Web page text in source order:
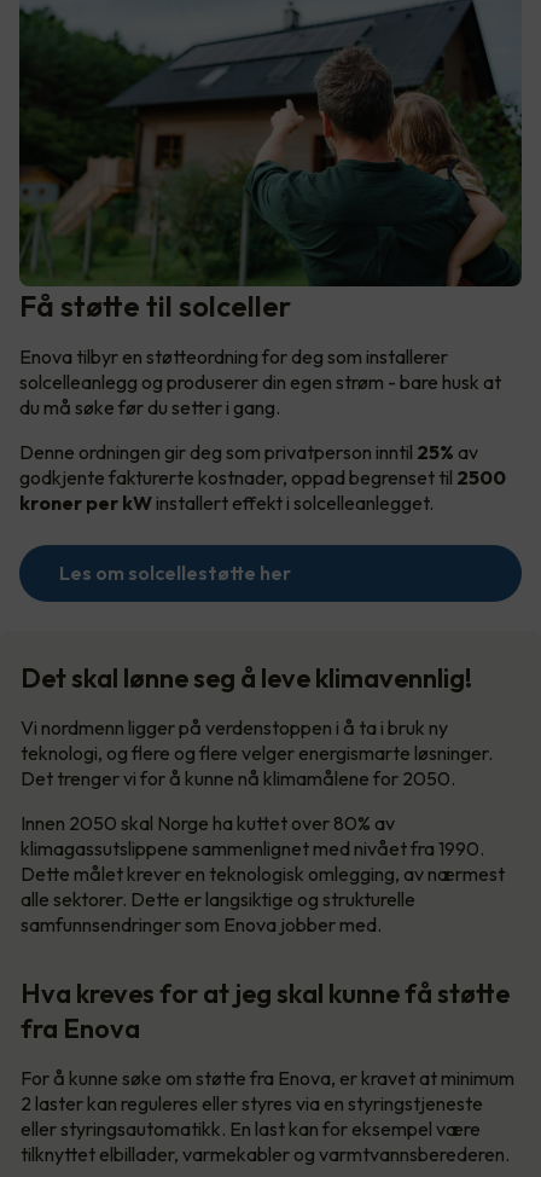
Få støtte til solceller
Enova tilbyr en støtteordning for deg som installerer
solcelleanlegg og produserer din egen strøm - bare husk at
du må søke før du setter i gang.
Denne ordningen gir deg som privatperson inntil 25% av
godkjente fakturerte kostnader, oppad begrenset til 2500
kroner per kW installert effekt i solcelleanlegget.
Les om solcellestøtte her
Det skal lønne seg å leve klimavennlig!
Vi nordmenn ligger på verdenstoppen i å ta i bruk ny
teknologi, og flere og flere velger energismarte løsninger.
Det trenger vi for å kunne nå klimamålene for 2050.
Innen 2050 skal Norge ha kuttet over 80% av
klimagassutslippene sammenlignet med nivået fra 1990.
Dette målet krever en teknologisk omlegging, av nærmest
alle sektorer. Dette er langsiktige og strukturelle
samfunnsendringer som Enova jobber med.
Hva kreves for at jeg skal kunne få støtte
fra Enova
For å kunne søke om støtte fra Enova, er kravet at minimum
2 laster kan reguleres eller styres via en styringstjeneste
eller styringsautomatikk. En last kan for eksempel være
tilknyttet elbillader, varmekabler og varmtvannsberederen.